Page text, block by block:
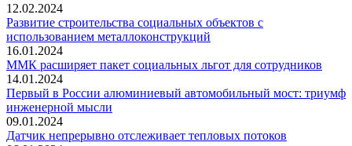
12.02.2024
Развитие строительства социальных объектов с
использованием металлоконструкций
16.01.2024
ММК расширяет пакет социальных льгот для сотрудников
14.01.2024
Первый в России алюминиевый автомобильный мост: триумф
инженерной мысли
09.01.2024
Датчик непрерывно отслеживает тепловых потоков